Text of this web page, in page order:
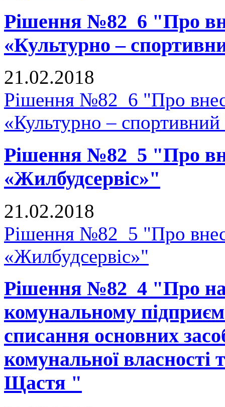
Рішення №82_6 "Про
«Культурно –
21.02.2018
Рішення №82_6 "Про
«Культурно –
Рішення №82_5 "Про
«Жилбудсервіс»"
21.02.2018
Рішення №82_5 "Про
«Жилбудсервіс»"
Рішення №82_4 "Про
комунальному
списання основних
комунальної власності
Щастя "